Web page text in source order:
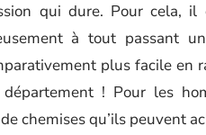
qui dure. Pour cela, il
à tout passant
plus facile en
! Pour les
chemises qu’ils peuvent